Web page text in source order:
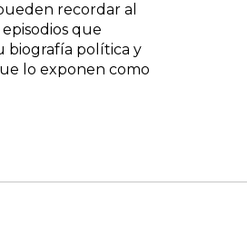
recordar al
que
biografía política y
lo exponen como